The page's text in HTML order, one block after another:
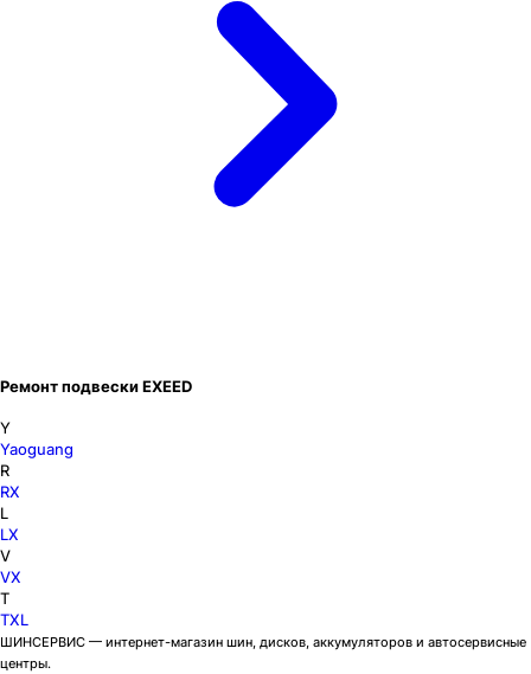
Ремонт подвески EXEED
Y
Yaoguang
R
RX
L
LX
V
VX
T
TXL
ШИНСЕРВИС — интернет-магазин шин, дисков, аккумуляторов и автосервисные
центры.